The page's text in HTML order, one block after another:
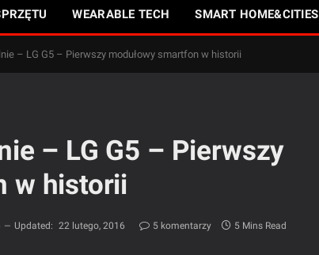
WEARABLE TECH SMART HOME&CITIES
– LG G5 – Pierwszy modułowy smartfon w historii
– LG G5 – Pierwszy
w historii
Updated: 22 lutego, 2016 5 komentarzy 5 Mins Read